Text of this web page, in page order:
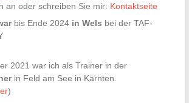
an oder schreiben Sie mir: Kontaktseite
bis Ende 2024 in Wels bei der TAF-
2021 war ich als Trainer in der
in Feld am See in Kärnten.
)